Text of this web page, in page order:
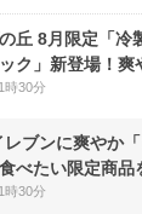
丘 8月限定「冷
ク」新登場！
時30分
レブンに爽やか
べたい限定商品
時30分